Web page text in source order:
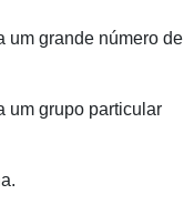
um grande número de
um grupo particular